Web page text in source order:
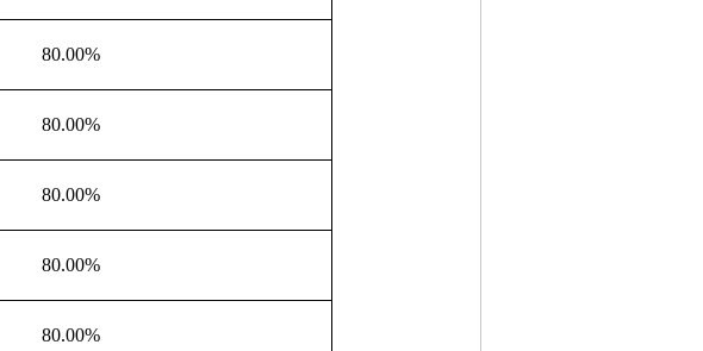
80.00%
80.00%
80.00%
80.00%
80.00%